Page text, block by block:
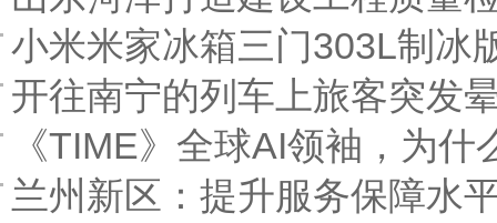
小米米家冰箱三门303L制冰
开往南宁的列车上旅客突发
《TIME》全球AI领袖，为什
兰州新区：提升服务保障水